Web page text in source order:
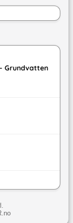
Grundvatten